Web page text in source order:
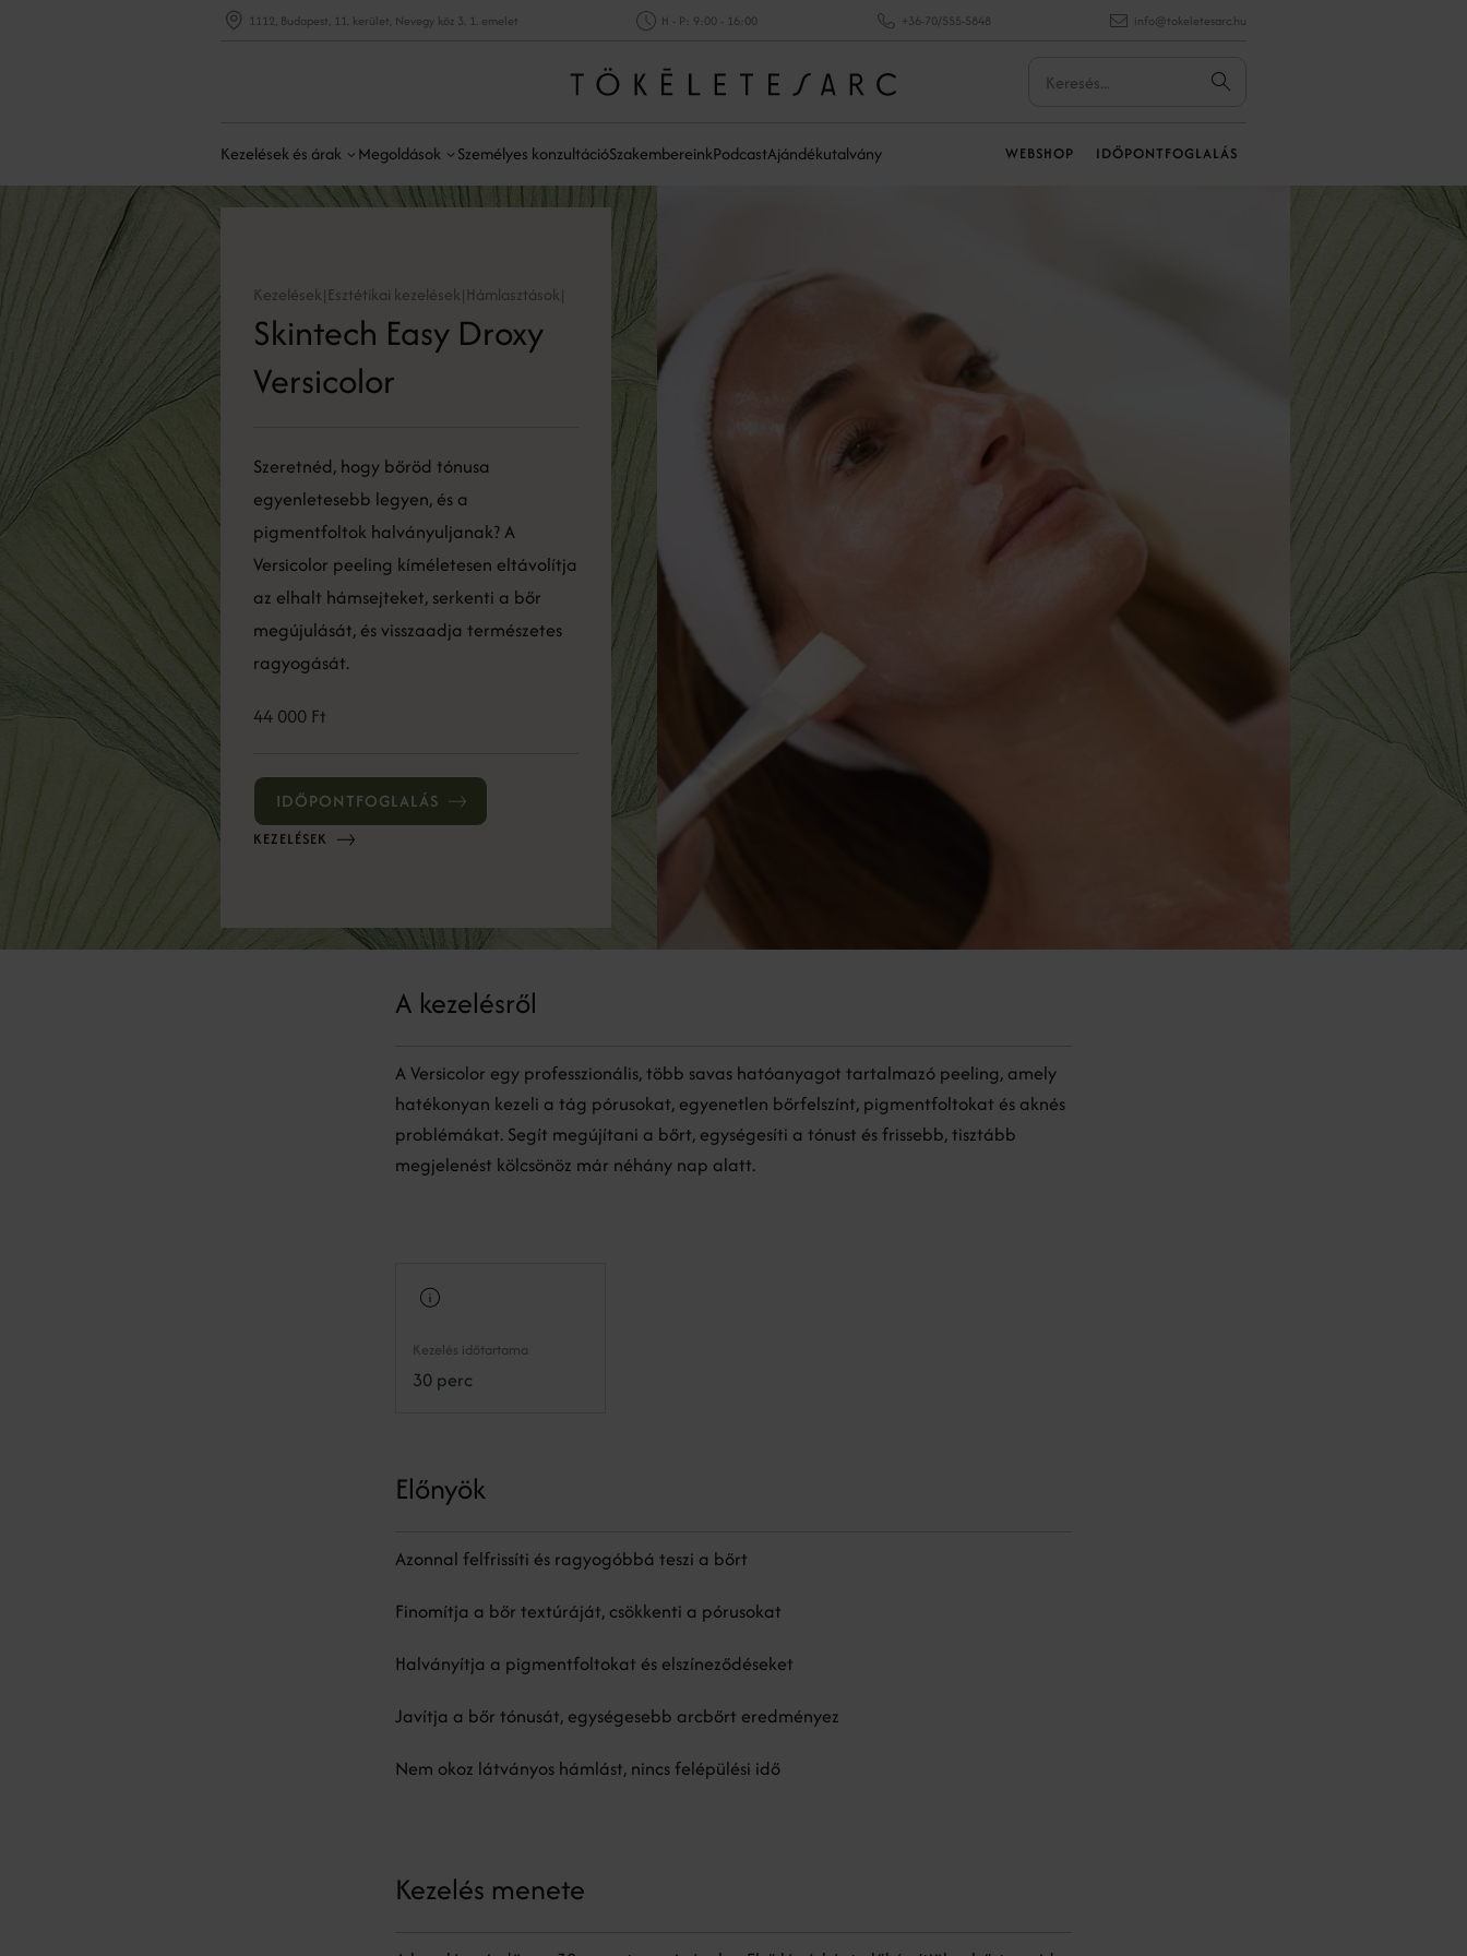
1112, Budapest, 11. kerület, Nevegy köz 3. 1. emelet H - P: 9:00 - 16:00 +36-70/555-5848 info@tokeletesarc.hu
Kezelések és árak Megoldások Személyes konzultációSzakembereinkPodcastAjándékutalvány WEBSHOP IDŐPONTFOGLALÁS
Kezelések|Esztétikai kezelések|Hámlasztások|
Skintech Easy Droxy
Versicolor
Szeretnéd, hogy bőröd tónusa
egyenletesebb legyen, és a
pigmentfoltok halványuljanak? A
Versicolor peeling kíméletesen eltávolítja
az elhalt hámsejteket, serkenti a bőr
megújulását, és visszaadja természetes
ragyogását.
44 000 Ft
IDŐPONTFOGLALÁS
KEZELÉSEK
A kezelésről
A Versicolor egy professzionális, több savas hatóanyagot tartalmazó peeling, amely
hatékonyan kezeli a tág pórusokat, egyenetlen bőrfelszínt, pigmentfoltokat és aknés
problémákat. Segít megújítani a bőrt, egységesíti a tónust és frissebb, tisztább
megjelenést kölcsönöz már néhány nap alatt.
Kezelés időtartama
30 perc
Előnyök
Azonnal felfrissíti és ragyogóbbá teszi a bőrt
Finomítja a bőr textúráját, csökkenti a pórusokat
Halványítja a pigmentfoltokat és elszíneződéseket
Javítja a bőr tónusát, egységesebb arcbőrt eredményez
Nem okoz látványos hámlást, nincs felépülési idő
Kezelés menete